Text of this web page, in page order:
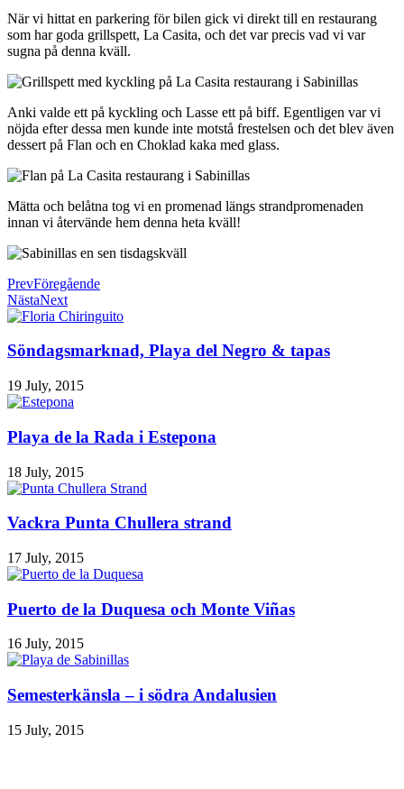
När vi hittat en parkering för bilen gick vi direkt till en restaurang
som har goda grillspett, La Casita, och det var precis vad vi var
sugna på denna kväll.
Anki valde ett på kyckling och Lasse ett på biff. Egentligen var vi
nöjda efter dessa men kunde inte motstå frestelsen och det blev även
dessert på Flan och en Choklad kaka med glass.
Mätta och belåtna tog vi en promenad längs strandpromenaden
innan vi återvände hem denna heta kväll!
PrevFöregående
NästaNext
Söndagsmarknad, Playa del Negro & tapas
19 July, 2015
Playa de la Rada i Estepona
18 July, 2015
Vackra Punta Chullera strand
17 July, 2015
Puerto de la Duquesa och Monte Viñas
16 July, 2015
Semesterkänsla – i södra Andalusien
15 July, 2015